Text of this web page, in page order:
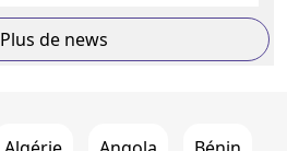
Plus de news